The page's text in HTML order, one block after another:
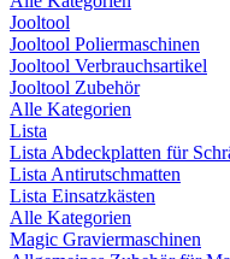
Jooltool
Jooltool Poliermaschinen
Jooltool Verbrauchsartikel
Jooltool Zubehör
Alle Kategorien
Lista
Lista Abdeckplatten für
Lista Antirutschmatten
Lista Einsatzkästen
Alle Kategorien
Magic Graviermaschinen